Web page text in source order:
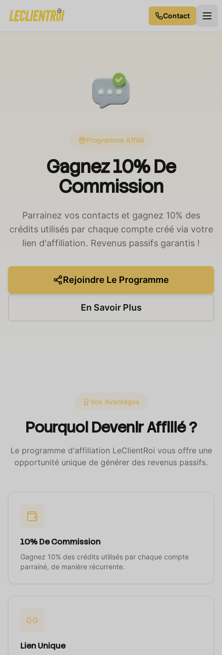
Contact
Programme Affilié
Gagnez 10% De
Commission
Parrainez vos contacts et gagnez 10% des
crédits utilisés par chaque compte créé via votre
lien d'affiliation. Revenus passifs garantis !
Rejoindre Le Programme
En Savoir Plus
Vos Avantages
Pourquoi Devenir Affilié ?
Le programme d'affiliation LeClientRoi vous offre une
opportunité unique de générer des revenus passifs.
10% De Commission
Gagnez 10% des crédits utilisés par chaque compte
parrainé, de manière récurrente.
Lien Unique